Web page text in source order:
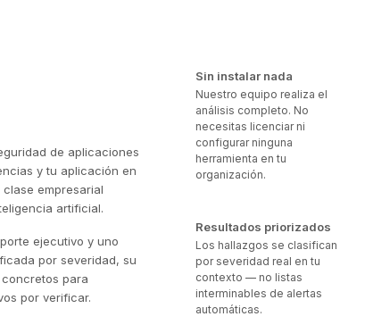
de aplicaciones
y tu aplicación en
empresarial
artificial.
ejecutivo y uno
por severidad, su
para
por verificar.
Sin instalar nada
Nuestro equipo realiza el
análisis completo. No
necesitas licenciar ni
configurar ninguna
herramienta en tu
organización.
Resultados priorizados
Los hallazgos se clasifican
por severidad real en tu
contexto — no listas
interminables de alertas
automáticas.